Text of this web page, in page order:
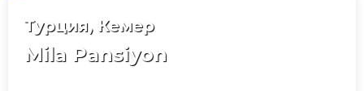
Турция, Кемер
Mila Pansiyon